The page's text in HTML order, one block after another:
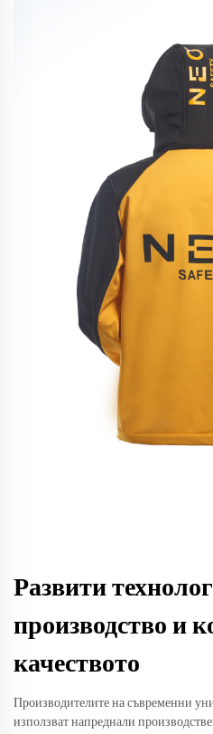
Развити
производство и
качеството
Производителите на съвременни
използват напреднали